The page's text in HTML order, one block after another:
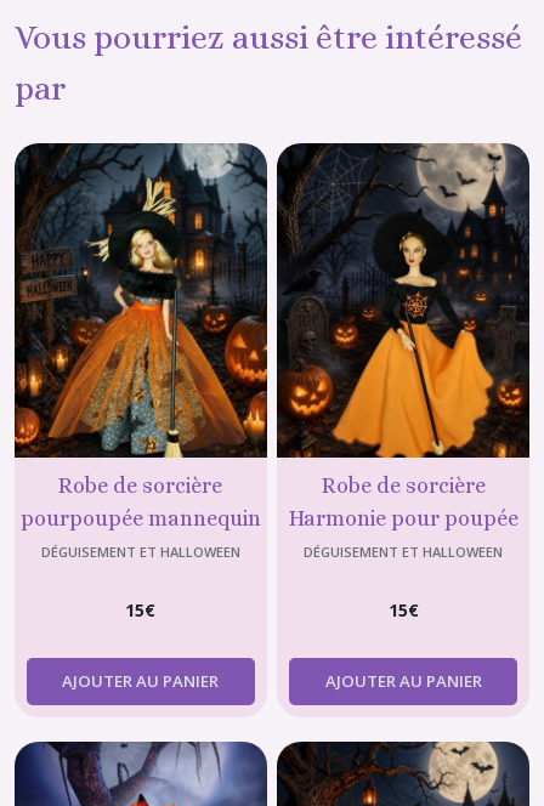
Vous pourriez aussi être intéressé
par
Robe de sorcière
pourpoupée mannequin
de 29 cm (type Barbie) 2
DÉGUISEMENT ET HALLOWEEN
15€
AJOUTER AU PANIER
Robe de sorcière
Harmonie pour poupée
mannequin de 29 cm
DÉGUISEMENT ET HALLOWEEN
15€
AJOUTER AU PANIER